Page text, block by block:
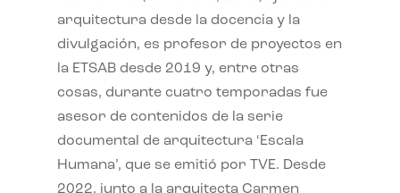
arquitectura desde la docencia y la
divulgación, es profesor de proyectos en
la ETSAB desde 2019 y, entre otras
cosas, durante cuatro temporadas fue
asesor de contenidos de la serie
documental de arquitectura ‘Escala
Humana’, que se emitió por TVE. Desde
2022, junto a la arquitecta Carmen